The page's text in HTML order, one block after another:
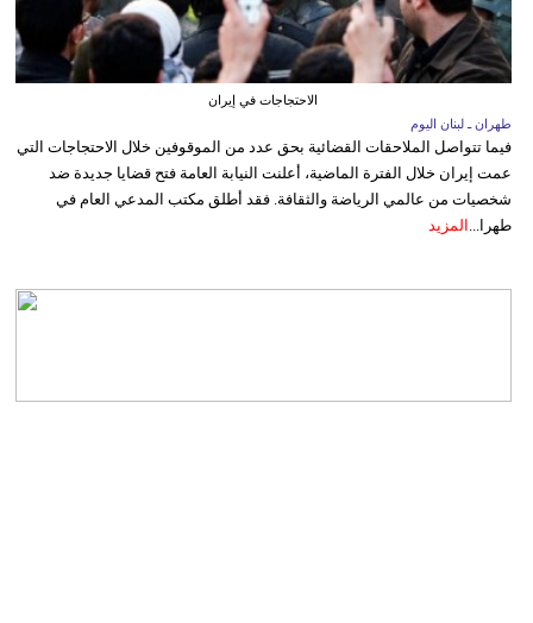
الاحتجاجات في إيران
طهران ـ لبنان اليوم
فيما تتواصل الملاحقات القضائية بحق عدد من الموقوفين خلال الاحتجاجات التي
عمت إيران خلال الفترة الماضية، أعلنت النيابة العامة فتح قضايا جديدة ضد
شخصيات من عالمي الرياضة والثقافة. فقد أطلق مكتب المدعي العام في
طهرا... المزيد